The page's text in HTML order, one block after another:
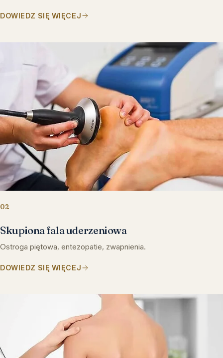
DOWIEDZ SIĘ WIĘCEJ
02
Skupiona fala uderzeniowa
Ostroga piętowa, entezopatie, zwapnienia.
DOWIEDZ SIĘ WIĘCEJ